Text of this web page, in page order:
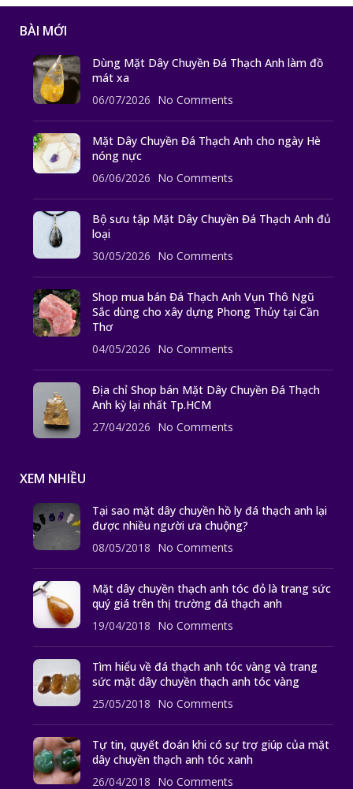
BÀI MỚI
Dùng Mặt Dây Chuyền Đá Thạch Anh làm đồ
mát xa
06/07/2026 No Comments
Mặt Dây Chuyền Đá Thạch Anh cho ngày Hè
nóng nực
06/06/2026 No Comments
Bộ sưu tập Mặt Dây Chuyền Đá Thạch Anh đủ
loại
30/05/2026 No Comments
Shop mua bán Đá Thạch Anh Vụn Thô Ngũ
Sắc dùng cho xây dựng Phong Thủy tại Cần
Thơ
04/05/2026 No Comments
Địa chỉ Shop bán Mặt Dây Chuyền Đá Thạch
Anh kỳ lại nhất Tp.HCM
27/04/2026 No Comments
XEM NHIỀU
Tại sao mặt dây chuyền hồ ly đá thạch anh lại
được nhiều người ưa chuộng?
08/05/2018 No Comments
Mặt dây chuyền thạch anh tóc đỏ là trang sức
quý giá trên thị trường đá thạch anh
19/04/2018 No Comments
Tìm hiểu về đá thạch anh tóc vàng và trang
sức mặt dây chuyền thạch anh tóc vàng
25/05/2018 No Comments
Tự tin, quyết đoán khi có sự trợ giúp của mặt
dây chuyền thạch anh tóc xanh
26/04/2018 No Comments